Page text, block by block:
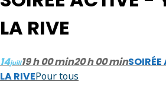
LA RIVE
14juill19 h 00 min20 h 00 min
LA RIVEPour tous